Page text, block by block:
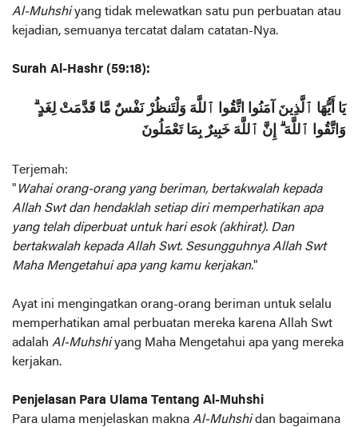
Al-Muhshiyang tidak melewatkan satu pun perbuatan atau
kejadian, semuanya tercatat dalam catatan-Nya.
Surah Al-Hashr (59:18):
يَا أَيُّهَا ٱلَّذِينَ آمَنُوا اتَّقُوا ٱللَّهَ وَلْتَنظُرْ نَفْسٌ مَّا قَدَّمَتْ لِغَدٍ ۗ
وَاتَّقُوا ٱللَّهَ ۗ إِنَّ ٱللَّهَ خَبِيرٌ بِمَا تَعْمَلُونَ
Terjemah:
" Wahai orang-orang yang beriman, bertakwalah kepada
Allah Swt dan hendaklah setiap diri memperhatikan apa
yang telah diperbuat untuk hari esok (akhirat). Dan
bertakwalah kepada Allah Swt. Sesungguhnya Allah Swt
Maha Mengetahui apa yang kamu kerjakan."
Ayat ini mengingatkan orang-orang beriman untuk selalu
memperhatikan amal perbuatan mereka karena Allah Swt
adalah Al-Muhshiyang Maha Mengetahui apa yang mereka
kerjakan.
Penjelasan Para Ulama Tentang Al-Muhshi
Para ulama menjelaskan makna Al-Muhshidan bagaimana